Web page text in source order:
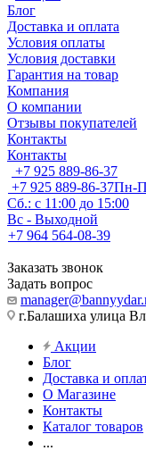
Блог
Доставка и оплата
Условия оплаты
Условия доставки
Гарантия на товар
Компания
О компании
Отзывы покупателей
Контакты
Контакты
+7 925 889-86-37
+7 925 889-86-37Пн-
Сб.: с 11:00 до 15:00
Вс - Выходной
+7 964 564-08-39
Заказать звонок
Задать вопрос
г.Балашиха улица
Акции
Блог
Доставка и
О Магазине
Контакты
Каталог товаров
...